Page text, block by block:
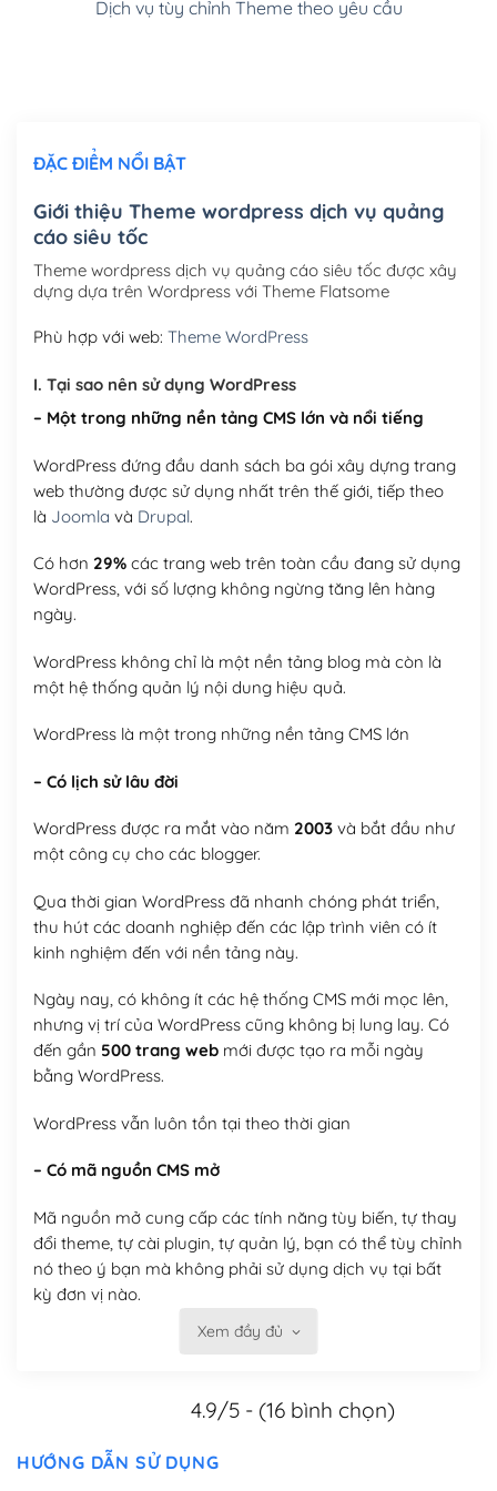
Cài đặt SMTP Mail cho site Wordpress(+100,000₫)
Mua thêm Host + Tên miền
Tên miền quốc tế .com .net .org (1 năm)
(+300,000₫)
Tên miền Việt Nam .vn (1 năm)
Hosting 2GB SSD (1 năm)(+450,000₫)
Hosting 3GB SSD (1 năm)(+550,000₫)
Hosting 5GB SSD (1 năm)
Hosting 8GB SSD (1 năm) (+950,000₫)
Dịch vụ tùy chỉnh Theme theo yêu cầu
ĐẶC ĐIỂM NỔI BẬT
Giới thiệu Theme wordpress dịch vụ quảng
cáo siêu tốc
Theme wordpress dịch vụ quảng cáo siêu tốc được xây
dựng dựa trên Wordpress với Theme Flatsome
Phù hợp với web: Theme WordPress
I. Tại sao nên sử dụng WordPress
– Một trong những nền tảng CMS lớn và nổi tiếng
WordPress đứng đầu danh sách ba gói xây dựng trang
web thường được sử dụng nhất trên thế giới, tiếp theo
là Joomla và Drupal.
Có hơn 29%các trang web trên toàn cầu đang sử dụng
WordPress, với số lượng không ngừng tăng lên hàng
ngày.
WordPress không chỉ là một nền tảng blog mà còn là
một hệ thống quản lý nội dung hiệu quả.
WordPress là một trong những nền tảng CMS lớn
– Có lịch sử lâu đời
WordPress được ra mắt vào năm 2003và bắt đầu như
một công cụ cho các blogger.
Qua thời gian WordPress đã nhanh chóng phát triển,
thu hút các doanh nghiệp đến các lập trình viên có ít
kinh nghiệm đến với nền tảng này.
Ngày nay, có không ít các hệ thống CMS mới mọc lên,
nhưng vị trí của WordPress cũng không bị lung lay. Có
đến gần 500 trang webmới được tạo ra mỗi ngày
bằng WordPress.
WordPress vẫn luôn tồn tại theo thời gian
– Có mã nguồn CMS mở
Mã nguồn mở cung cấp các tính năng tùy biến, tự thay
đổi theme, tự cài plugin, tự quản lý, bạn có thể tùy chỉnh
nó theo ý bạn mà không phải sử dụng dịch vụ tại bất
kỳ đơn vị nào.
Việc của bạn là đăng ký một tên miền và hosting để
Có thể tùy biến trên website WordPress
– Thân thiện với công cụ tìm kiếm
Xem đầy đủ
4.9/5 - (16 bình chọn)
HƯỚNG DẪN SỬ DỤNG